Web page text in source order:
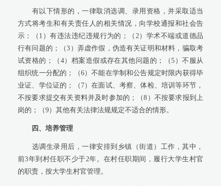
有以下情形的，一律取消选调、录用资格，并采取适当
方式将考生和有关责任人的相关情况，向学校通报和社会告
示：（1）有违法违纪违规行为的；（2）学术不端或道德品
行有问题的；（3）弄虚作假，伪造有关证明和材料，骗取考
试资格的；（4）档案造假或存在其他问题的；（5）不服从
组织统一分配的；（6）不能在学制和公告规定时限内获得毕
业证、学位证的；（7）在面试、考察、体检、培训等环节，
不按要求提交有关资料并及时参加的；（8）不按要求报到上
岗的；（9）其他有关法律法规规定不适合的情形。
四、培养管理
选调生录用后，一律安排到乡镇（街道）工作，其中，
前3年到村任职不少于2年。在村任职期间，履行大学生村官
的职责，按大学生村官管理。